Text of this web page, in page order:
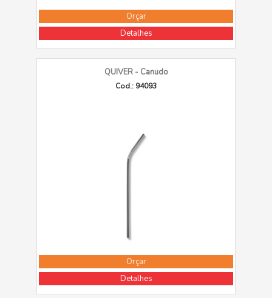
Orçar
Detalhes
QUIVER - Canudo
Cod.: 94093
Orçar
Detalhes